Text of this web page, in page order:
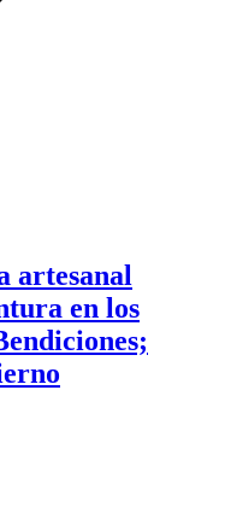
artesanal
en los